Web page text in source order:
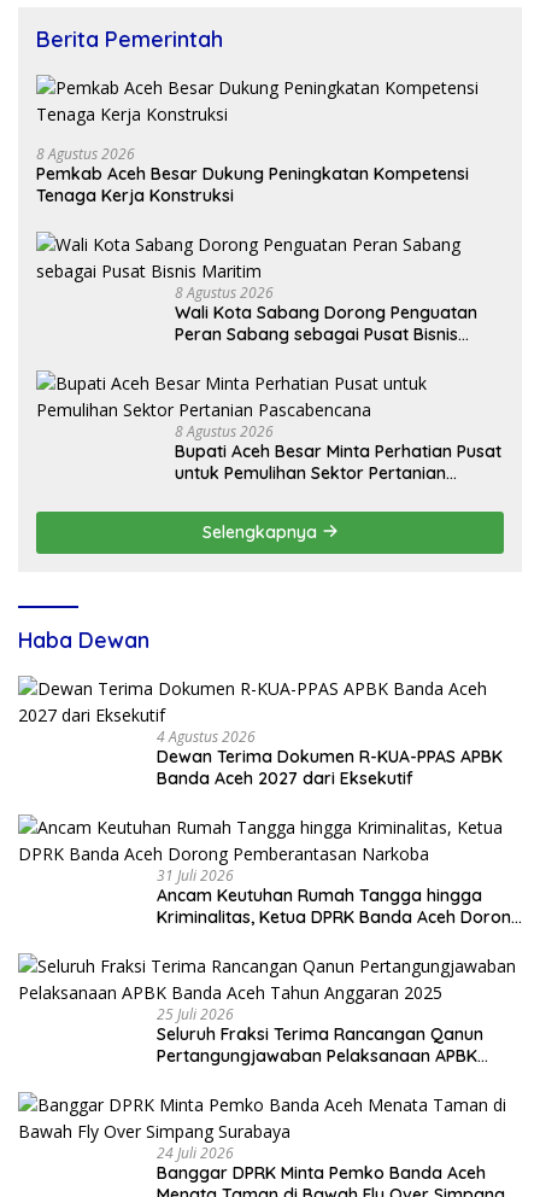
Berita Pemerintah
8 Agustus 2026
Pemkab Aceh Besar Dukung Peningkatan Kompetensi
Tenaga Kerja Konstruksi
8 Agustus 2026
Wali Kota Sabang Dorong Penguatan
Peran Sabang sebagai Pusat Bisnis
8 Agustus 2026
Bupati Aceh Besar Minta Perhatian Pusat
untuk Pemulihan Sektor Pertanian
Selengkapnya
Haba Dewan
4 Agustus 2026
Dewan Terima Dokumen R-KUA-PPAS APBK
Banda Aceh 2027 dari Eksekutif
31 Juli 2026
Ancam Keutuhan Rumah Tangga hingga
Kriminalitas, Ketua DPRK Banda Aceh Dorong
25 Juli 2026
Seluruh Fraksi Terima Rancangan Qanun
Pertangungjawaban Pelaksanaan APBK
24 Juli 2026
Banggar DPRK Minta Pemko Banda Aceh